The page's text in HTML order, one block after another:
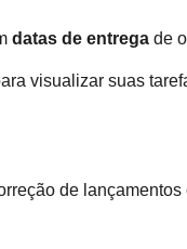
datas de entrega de
visualizar suas
de